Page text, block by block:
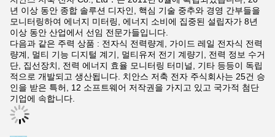
년 이상 동안 종합 솔루션 디자인, 핵심 기술 중추와 경영 간부들을
모니터링하여 에너지 미터링, 에너지 소비에 집중된 설립자가 8년
이상 동안 산업에서 선임 전문가들입니다.
다음과 같은 주력 상품 : 전자식 전력량계, 가이드 레일 전자식 전력
량계, 멀티 기능 디지털 계기, 멀티유저 전기 계량기, 전력 정보 수거
단, 집선장치, 전력 에너지 효율 모니터링 터미널, 기타 등등이 독립
적으로 개발되고 생산됩니다. 치안스 저축 전자 주식회사는 25건 승
인을 받은 특허, 12 소프트웨어 저작권을 가지고 있고 국가적 첨단
기업에 속합니다.